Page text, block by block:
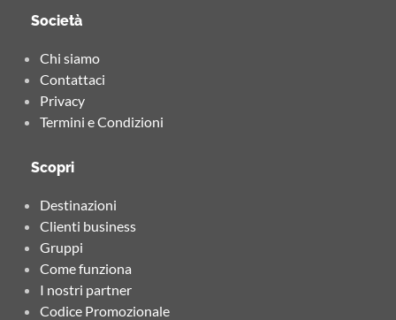
Società
Chi siamo
Contattaci
Privacy
Termini e Condizioni
Scopri
Destinazioni
Clienti business
Gruppi
Come funziona
I nostri partner
Codice Promozionale